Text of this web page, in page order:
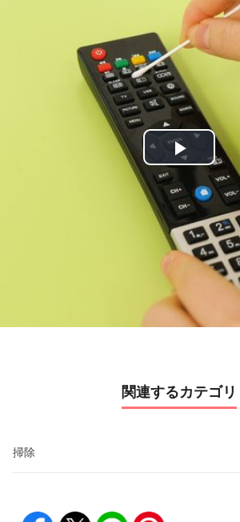
P
l
a
V
d
e
関連するカテゴリ
掃除